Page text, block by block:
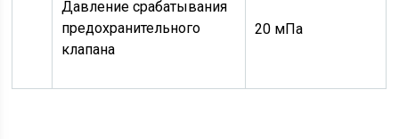
Давление срабатывания
предохранительного
клапана
20 мПа